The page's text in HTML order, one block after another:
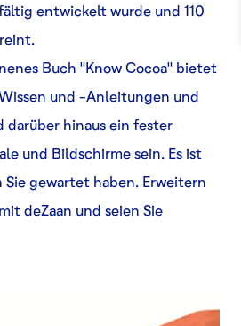
entwickelt wurde und 110
Buch "Know Cocoa" bietet
und -Anleitungen und
darüber hinaus ein fester
und Bildschirme sein. Es ist
gewartet haben. Erweitern
deZaan und seien Sie